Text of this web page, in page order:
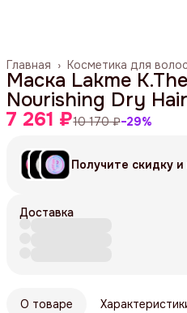
Косметика для волос
Главная ›
Маска Lakme
Nourishing Dry
7 261 ₽10 170 ₽−29%
Получите скидку
Доставка
О товаре